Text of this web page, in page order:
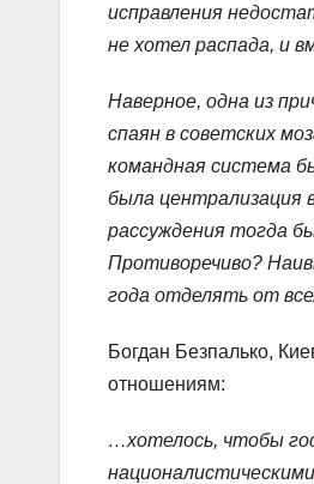
исправления
не хотел распада, и
Наверное, одна из
спаян в советских
командная система
была
рассуждения тогда
Противоречиво?
года отделять от
Богдан Безпалько,
отношениям:
…хотелось, чтобы